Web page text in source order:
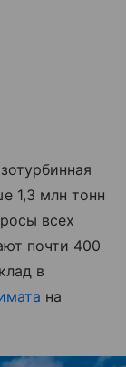
1,3 млн тонн
всех
почти 400
в
на